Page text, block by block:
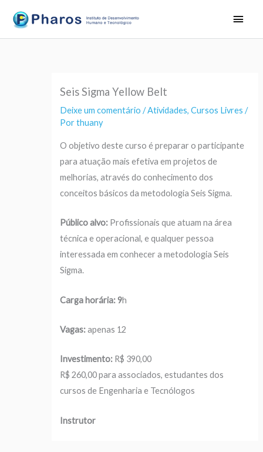
para
o
Seis Sigma Yellow Belt
Deixe um comentário /Atividades,Cursos Livres /
Porthuany
O objetivo deste curso é preparar o participante
para atuação mais efetiva em projetos de
melhorias, através do conhecimento dos
conceitos básicos da metodologia Seis Sigma.
Público alvo: Profissionais que atuam na área
técnica e operacional, e qualquer pessoa
interessada em conhecer a metodologia Seis
Sigma.
Carga horária: 9h
Vagas:apenas 12
Investimento: R$ 390,00
R$ 260,00 para associados, estudantes dos
cursos de Engenharia e Tecnólogos
Instrutor